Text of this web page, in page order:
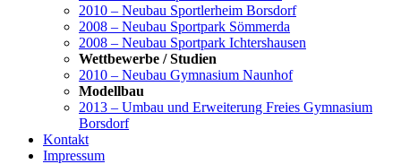
2010 – Neubau Sportlerheim Borsdorf
2008 – Neubau Sportpark Sömmerda
2008 – Neubau Sportpark Ichtershausen
Wettbewerbe / Studien
2010 – Neubau Gymnasium Naunhof
Modellbau
2013 – Umbau und Erweiterung Freies Gymnasium
Borsdorf
Kontakt
Impressum